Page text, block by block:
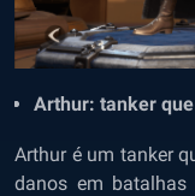
Arthur: tanker
Arthur é um tanker
danos em batalhas